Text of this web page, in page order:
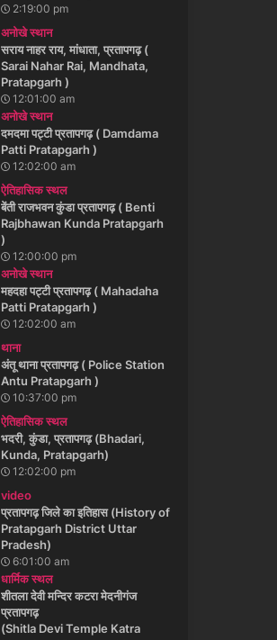
2:19:00 pm
अनोखे स्थान
सराय नाहर राय, मांधाता, प्रतापगढ़ (
Sarai Nahar Rai, Mandhata,
Pratapgarh )
12:01:00 am
अनोखे स्थान
दमदमा पट्टी प्रतापगढ़ ( Damdama
Patti Pratapgarh )
12:02:00 am
ऐतिहासिक स्थल
बेंती राजभवन कुंडा प्रतापगढ़ ( Benti
Rajbhawan Kunda Pratapgarh
)
12:00:00 pm
अनोखे स्थान
महदहा पट्टी प्रतापगढ़ ( Mahadaha
Patti Pratapgarh )
12:02:00 am
थाना
अंतू थाना प्रतापगढ़ ( Police Station
Antu Pratapgarh )
10:37:00 pm
ऐतिहासिक स्थल
भदरी, कुंडा, प्रतापगढ़ (Bhadari,
Kunda, Pratapgarh)
12:02:00 pm
video
प्रतापगढ़ जिले का इतिहास (History of
Pratapgarh District Uttar
Pradesh)
6:01:00 am
धार्मिक स्थल
शीतला देवी मन्दिर कटरा मेदनीगंज
प्रतापगढ़
(Shitla Devi Temple Katra